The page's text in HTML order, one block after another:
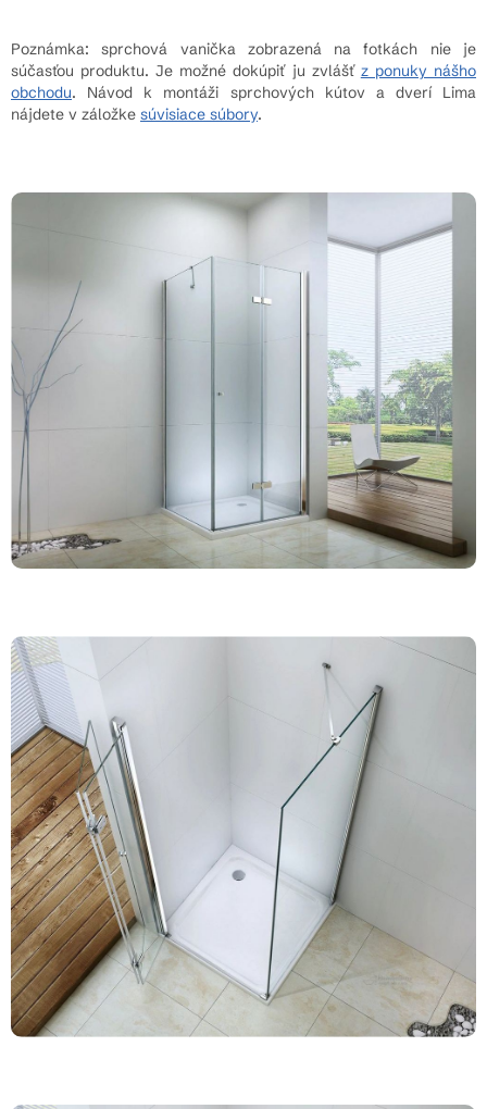
Poznámka: sprchová vanička zobrazená na fotkách nie je
súčasťou produktu. Je možné dokúpiť ju zvlášť z ponuky nášho
obchodu. Návod k montáži sprchových kútov a dverí Lima
nájdete v záložke súvisiace súbory.